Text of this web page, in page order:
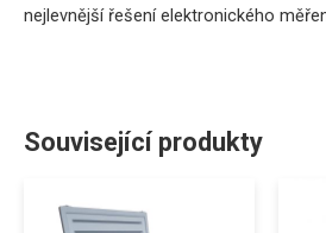
nejlevnější řešení elektronického
Související produkty